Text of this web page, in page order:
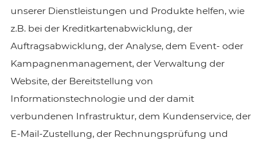
unserer Dienstleistungen und Produkte helfen, wie
z.B. bei der Kreditkartenabwicklung, der
Auftragsabwicklung, der Analyse, dem Event- oder
Kampagnenmanagement, der Verwaltung der
Website, der Bereitstellung von
Informationstechnologie und der damit
verbundenen Infrastruktur, dem Kundenservice, der
E-Mail-Zustellung, der Rechnungsprüfung und